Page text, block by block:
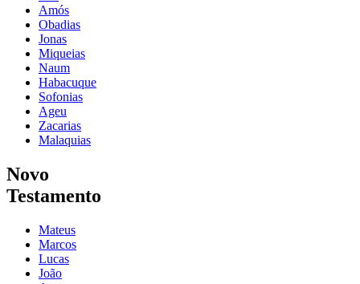
Amós
Obadias
Jonas
Miqueias
Naum
Habacuque
Sofonias
Ageu
Zacarias
Malaquias
Novo
Testamento
Mateus
Marcos
Lucas
João